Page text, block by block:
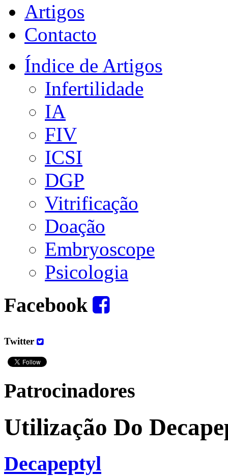
Artigos
Contacto
Índice de Artigos
Infertilidade
IA
FIV
ICSI
DGP
Vitrificação
Doação
Embryoscope
Psicologia
Facebook
Twitter
Patrocinadores
Utilização Do
Decapeptyl